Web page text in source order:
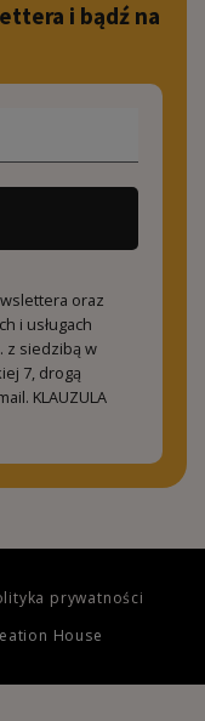
i bądź na
oraz
i usługach
z siedzibą w
7, drogą
KLAUZULA
prywatności
House